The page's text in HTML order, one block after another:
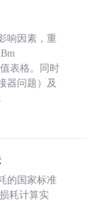
响因素，重
表格。同时
器问题）及
的国家标准
耗计算实